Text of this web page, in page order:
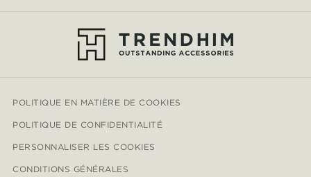
POLITIQUE EN MATIÈRE DE COOKIES
POLITIQUE DE CONFIDENTIALITÉ
PERSONNALISER LES COOKIES
CONDITIONS GÉNÉRALES